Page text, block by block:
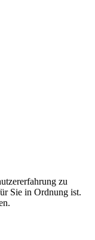
zu
Sie in Ordnung ist.